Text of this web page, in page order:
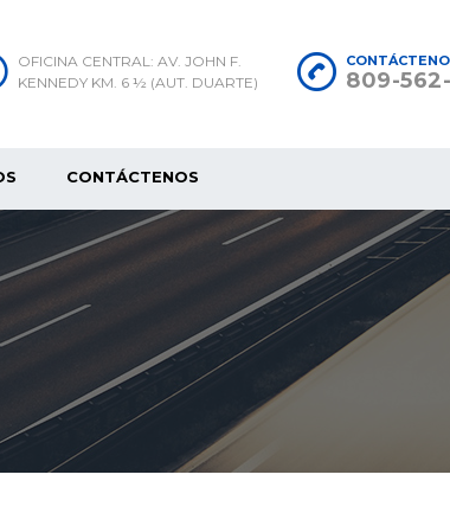
809-
OFICINA CENTRAL: AV. JOHN F.
KENNEDY KM. 6 ½ (AUT. DUARTE)
CONTÁCTENOS